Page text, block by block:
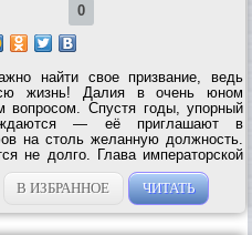
0
найти свое призвание, ведь
жизнь! Далия в очень юном
вопросом. Спустя годы, упорный
— её приглашают в
на столь желанную должность.
не долго. Глава императорской
убедительно доказывает мельве,
В ИЗБРАННОЕ ЧИТАТЬ